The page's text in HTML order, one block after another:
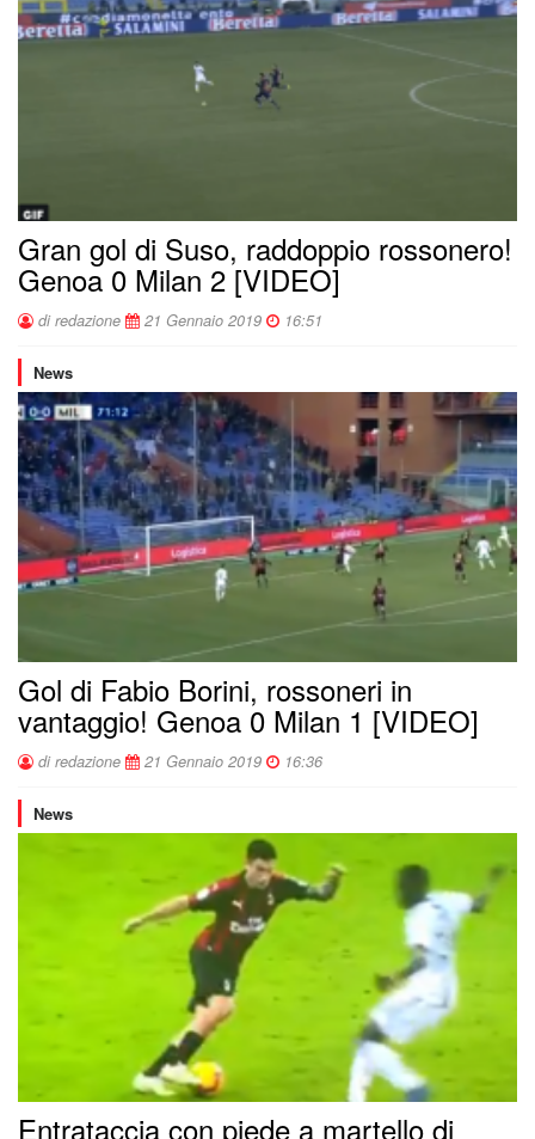
Gran gol di Suso, raddoppio rossonero!
Genoa 0 Milan 2 [VIDEO]
di redazione 21 Gennaio 2019 16:51
News
Gol di Fabio Borini, rossoneri in
vantaggio! Genoa 0 Milan 1 [VIDEO]
di redazione 21 Gennaio 2019 16:36
News
Entrataccia con piede a martello di